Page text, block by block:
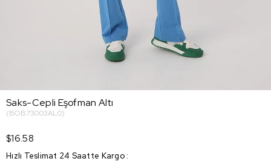
Saks-Cepli Eşofman Altı
(BOB73003AL0)
$16.58
Hızlı Teslimat 24 Saatte Kargo :